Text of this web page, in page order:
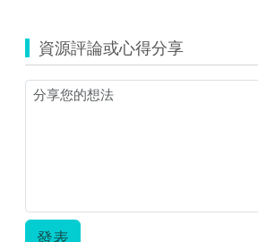
資源評論或心得分享
發表